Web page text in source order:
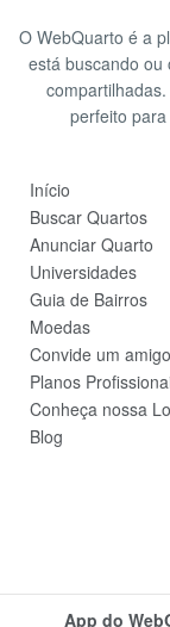
App do
O WebQuarto é a
está buscando
perfeito
Início
Buscar Quartos
Anunciar Quarto
Universidades
Guia de Bairros
Moedas
Convide um amigo
Planos
Conheça nossa
Blog